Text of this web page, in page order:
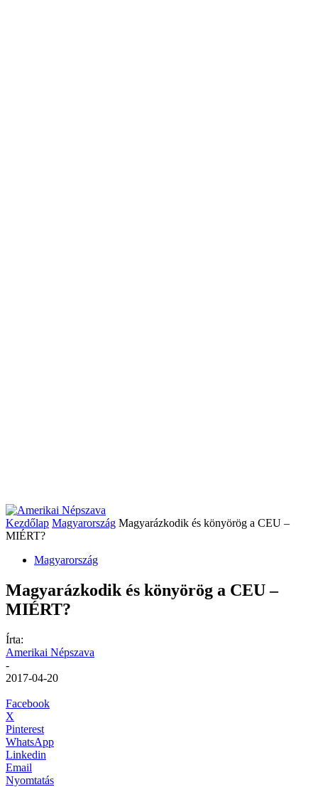
Kezdőlap Magyarország Magyarázkodik és könyörög a CEU –
MIÉRT?
Magyarország
Magyarázkodik és könyörög a CEU –
MIÉRT?
Írta:
Amerikai Népszava
-
2017-04-20
Facebook
X
Pinterest
WhatsApp
Linkedin
Email
Nyomtatás